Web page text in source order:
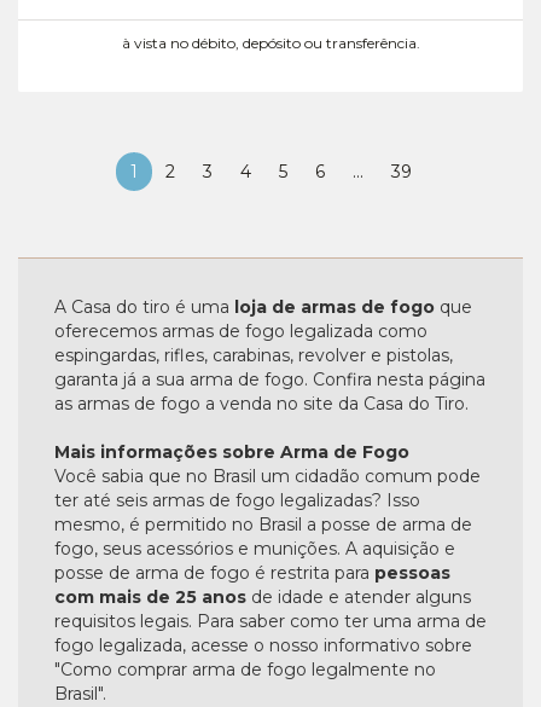
à vista no débito, depósito ou transferência.
1 2 3 4 5 6 ... 39
A Casa do tiro é uma loja de armas de fogo que
oferecemos armas de fogo legalizada como
espingardas, rifles, carabinas, revolver e pistolas,
garanta já a sua arma de fogo. Confira nesta página
as armas de fogo a venda no site da Casa do Tiro.
Mais informações sobre Arma de Fogo
Você sabia que no Brasil um cidadão comum pode
ter até seis armas de fogo legalizadas? Isso
mesmo, é permitido no Brasil a posse de arma de
fogo, seus acessórios e munições. A aquisição e
posse de arma de fogo é restrita para pessoas
com mais de 25 anos de idade e atender alguns
requisitos legais. Para saber como ter uma arma de
fogo legalizada, acesse o nosso informativo sobre
"Como comprar arma de fogo legalmente no
Brasil".